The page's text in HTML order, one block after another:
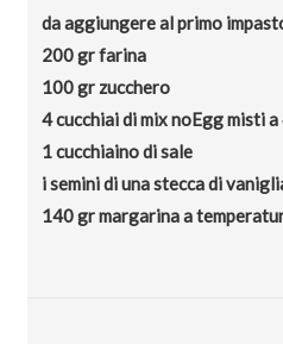
da aggiungere al primo
200 gr farina
100 gr zucchero
4 cucchiai di mix noEgg misti
1 cucchiaino di sale
i semini di una stecca di
140 gr margarina a